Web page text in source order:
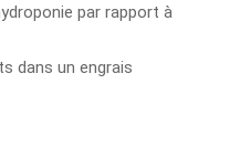
par rapport à
dans un engrais